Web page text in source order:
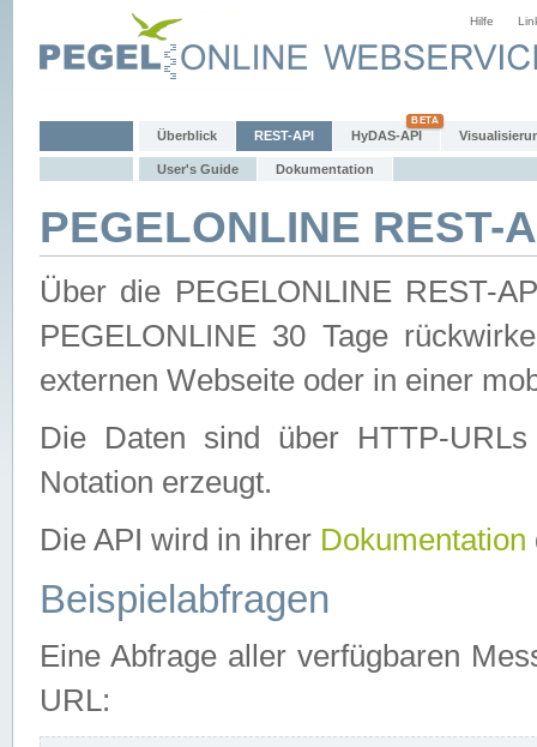
Hilfe
Überblick REST-API HyDAS-API
User's Guide Dokumentation
PEGELONLINE REST-
Über die PEGELONLINE REST-
PEGELONLINE 30 Tage
externen Webseite oder in einer
Die Daten sind über HTTP-
Notation erzeugt.
Die API wird in ihrer Dokumentation
Beispielabfragen
Eine Abfrage aller verfügbaren
URL: